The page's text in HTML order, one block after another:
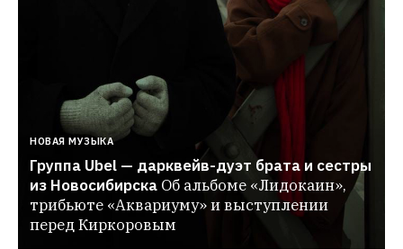
НОВАЯ МУЗЫКА
Группа Ubel — дарквейв-дуэт брата и сестры
из Новосибирска Об альбоме «Лидокаин»,
трибьюте «Аквариуму» и выступлении
перед Киркоровым